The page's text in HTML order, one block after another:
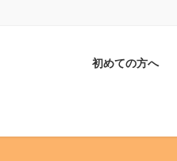
初めての方へ